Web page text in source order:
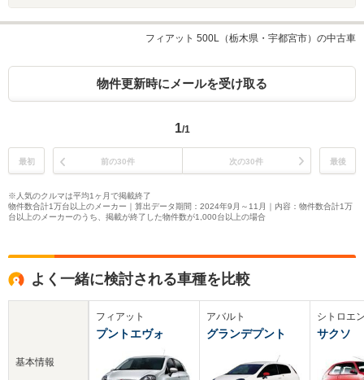
フィアット 500L（栃木県・宇都宮市）の中古車
物件更新時にメールを受け取る
1/1
最初 前の30件 次の30件 最後
※人気のクルマは平均1ヶ月で掲載終了
物件数合計1万台以上のメーカー｜算出データ期間：2024年9月～11月｜内容：物件数合計1万
台以上のメーカーのうち、掲載が終了した物件数が1,000台以上の場合
よく一緒に検討される車種を比較
基本情報
フィアット
プントエヴォ
アバルト
グランデプント
シトロエ
サクソ